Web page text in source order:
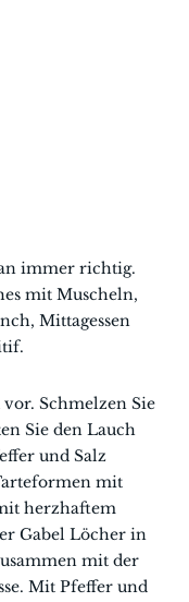
immer richtig.
mit Muscheln,
Mittagessen
Schmelzen Sie
Sie den Lauch
und Salz
mit
herzhaftem
Gabel Löcher in
mit der
Mit Pfeffer und